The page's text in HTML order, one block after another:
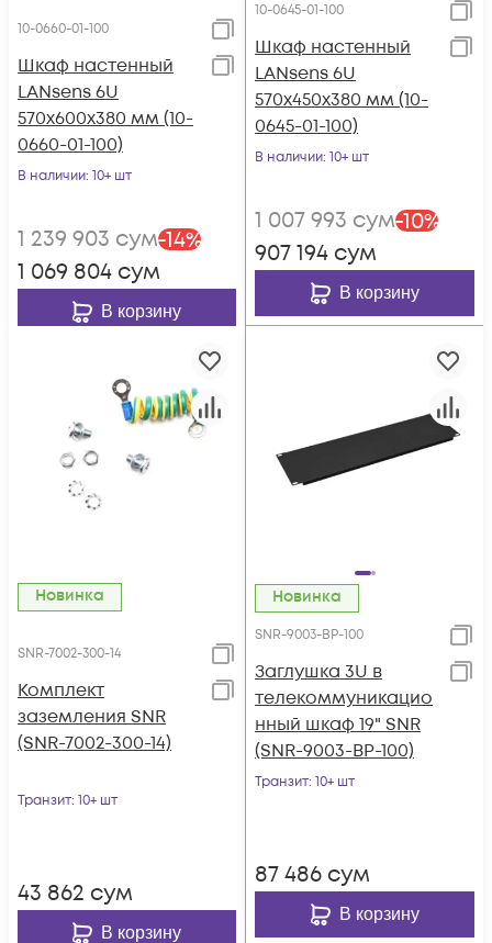
10-0660-01-100
Шкаф настенный
LANsens 6U
570x600x380 мм (10-
0660-01-100)
В наличии: 10+ шт
1 239 903 сум-14%
1 069 804 сум
В корзину
10-0645-01-100
Шкаф настенный
LANsens 6U
570x450x380 мм (10-
0645-01-100)
В наличии: 10+ шт
1 007 993 сум-10%
907 194 сум
В корзину
Новинка
SNR-7002-300-14
Комплект
заземления SNR
(SNR-7002-300-14)
Транзит: 10+ шт
43 862 сум
В корзину
Новинка
SNR-9003-BP-100
Заглушка 3U в
телекоммуникацио
нный шкаф 19" SNR
(SNR-9003-BP-100)
Транзит: 10+ шт
87 486 сум
В корзину